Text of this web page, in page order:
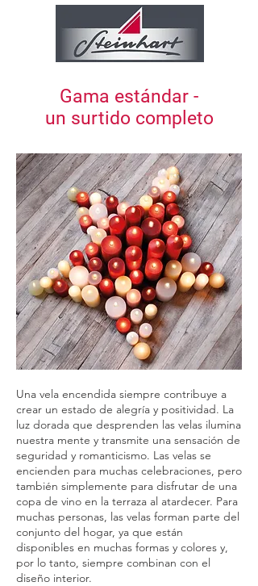
Gama estándar -
un surtido completo
Una vela encendida siempre contribuye a
crear un estado de alegría y positividad. La
luz dorada que desprenden las velas ilumina
nuestra mente y transmite una sensación de
seguridad y romanticismo. Las velas se
encienden para muchas celebraciones, pero
también simplemente para disfrutar de una
copa de vino en la terraza al atardecer. Para
muchas personas, las velas forman parte del
conjunto del hogar, ya que están
disponibles en muchas formas y colores y,
por lo tanto, siempre combinan con el
diseño interior.